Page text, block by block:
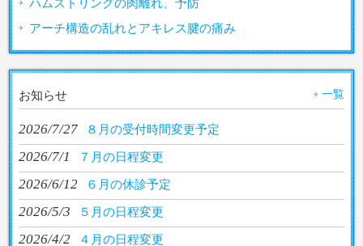
ハムストリングの肉離れ、予防
アーチ構造の乱れとアキレス腱の痛み
お知らせ 一覧
2026/7/27 ８月の受付時間変更予定
2026/7/1 ７月の日程変更
2026/6/12 ６月の休診予定
2026/5/3 ５月の日程変更
2026/4/2 ４月の日程変更